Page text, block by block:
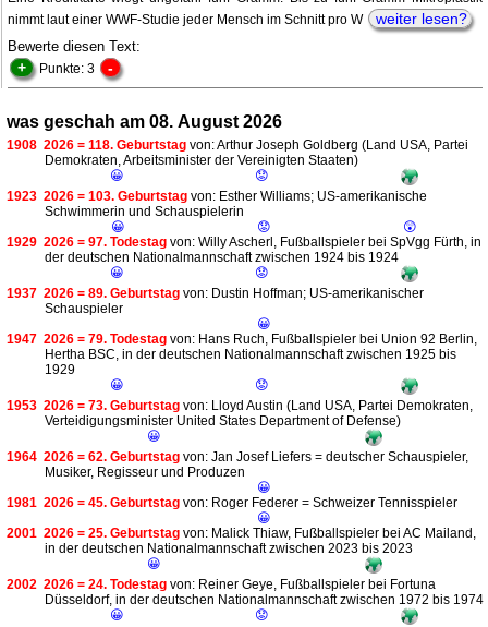
nimmt laut einer WWF-Studie jeder Mensch im Schnitt pro W
weiter lesen?
Bewerte diesen Text:
+ Punkte: 3 -
was geschah am 08. August 2026
1908 2026 = 118. Geburtstag von: Arthur Joseph Goldberg (Land USA, Partei
Demokraten, Arbeitsminister der Vereinigten Staaten)
😀
😟
1923 2026 = 103. Geburtstag von: Esther Williams; US-amerikanische
Schwimmerin und Schauspielerin
😀
😟
😲
1929 2026 = 97. Todestag von: Willy Ascherl, Fußballspieler bei SpVgg Fürth, in
der deutschen Nationalmannschaft zwischen 1924 bis 1924
😀
😟
1937 2026 = 89. Geburtstag von: Dustin Hoffman; US-amerikanischer
Schauspieler
😀
1947 2026 = 79. Todestag von: Hans Ruch, Fußballspieler bei Union 92 Berlin,
Hertha BSC, in der deutschen Nationalmannschaft zwischen 1925 bis
1929
😀
😟
1953 2026 = 73. Geburtstag von: Lloyd Austin (Land USA, Partei Demokraten,
Verteidigungsminister United States Department of Defense)
😀
1964 2026 = 62. Geburtstag von: Jan Josef Liefers = deutscher Schauspieler,
Musiker, Regisseur und Produzen
😀
1981 2026 = 45. Geburtstag von: Roger Federer = Schweizer Tennisspieler
😀
2001 2026 = 25. Geburtstag von: Malick Thiaw, Fußballspieler bei AC Mailand,
in der deutschen Nationalmannschaft zwischen 2023 bis 2023
😀
2002 2026 = 24. Todestag von: Reiner Geye, Fußballspieler bei Fortuna
Düsseldorf, in der deutschen Nationalmannschaft zwischen 1972 bis 1974
😀
😟